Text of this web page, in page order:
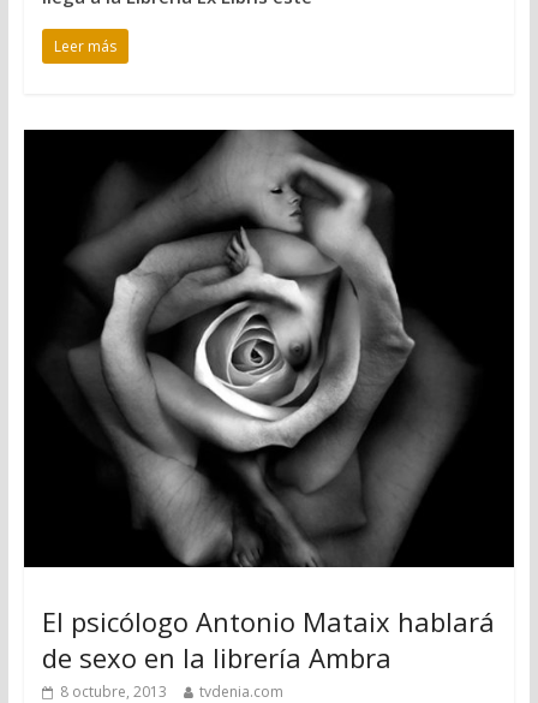
Leer más
El psicólogo Antonio Mataix hablará
de sexo en la librería Ambra
8 octubre, 2013 tvdenia.com